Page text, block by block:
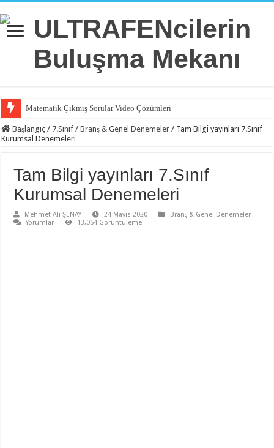
Matematik Çıkmış Sorular Video Çözümleri
Matematik 6.Ünite Örnek Sorular Video Çözümleri
Matematik 4.Ünite Örnek Sorular Video Çözümleri
Matematik 3.Ünite Örnek Sorular Video Çözümleri
Matematik 1.Ünite Örnek Sorular Video Çözümleri
Başlangıç / 7.Sınıf / Branş & Genel Denemeler / Tam Bilgi yayınları 7.Sınıf
Kurumsal Denemeleri
Tam Bilgi yayınları 7.Sınıf
Kurumsal Denemeleri
Mehmet Ali ŞENAY 24 Mayıs 2020
Branş & Genel Denemeler
Yorumlar
13,054 Görüntüleme